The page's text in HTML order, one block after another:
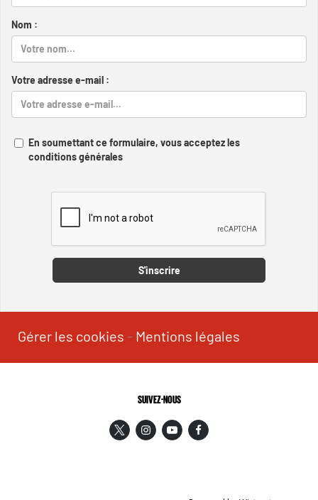
Nom :
Votre adresse e-mail :
En soumettant ce formulaire, vous acceptez les
conditions générales
S'inscrire
Gérer les cookies - Mentions légales
SUIVEZ-NOUS